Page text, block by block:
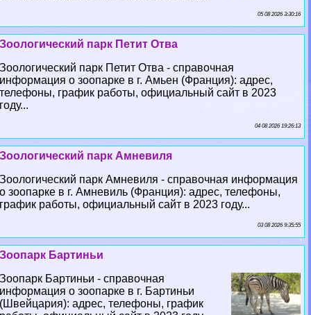
05 08 2026 3:30:16
Зоологический парк Петит Отва
Зоологический парк Петит Отва - справочная
информация о зоопарке в г. Амьен (Франция): адрес,
телефоны, график работы, официальный сайт в 2023
году...
04 08 2026 19:26:13
Зоологический парк Амневиля
Зоологический парк Амневиля - справочная информация
о зоопарке в г. Амневиль (Франция): адрес, телефоны,
график работы, официальный сайт в 2023 году...
03 08 2026 9:35:55
Зоопарк Бартиньи
Зоопарк Бартиньи - справочная
информация о зоопарке в г. Бартиньи
(Швейцария): адрес, телефоны, график